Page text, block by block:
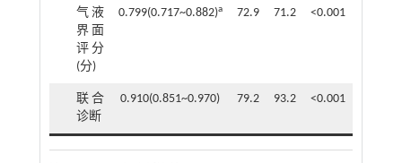
气液
界面
评分
(分)
0.799(0.717~0.882)a 72.9 71.2 <0.001
联合
诊断
0.910(0.851~0.970) 79.2 93.2 <0.001